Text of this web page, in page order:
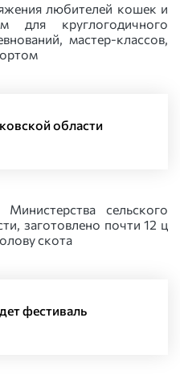
любителей кошек и
круглогодичного
мастер-классов,
области
сельского
заготовлено почти 12 ц
скота
фестиваль